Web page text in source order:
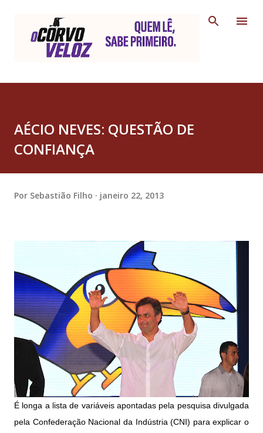
AÉCIO NEVES: QUESTÃO DE
CONFIANÇA
Por Sebastião Filho janeiro 22, 2013
É longa a lista de variáveis apontadas pela pesquisa divulgada
pela Confederação Nacional da Indústria (CNI) para explicar o